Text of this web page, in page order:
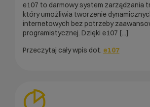
e107 to darmowy system zarządzania
który umożliwia tworzenie
internetowych bez potrzeby
programistycznej. Dzięki e107 [...]
Przeczytaj cały wpis dot. e107